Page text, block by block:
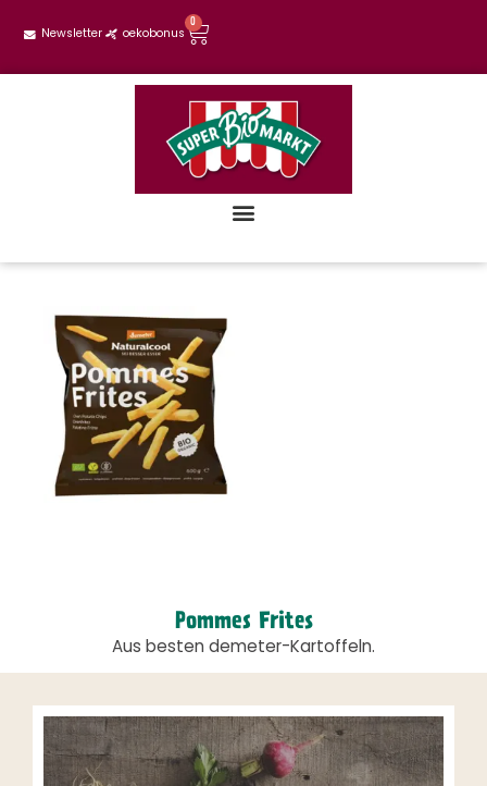
Newsletter oekobonus
0
Pommes Frites
Aus besten demeter-Kartoffeln.